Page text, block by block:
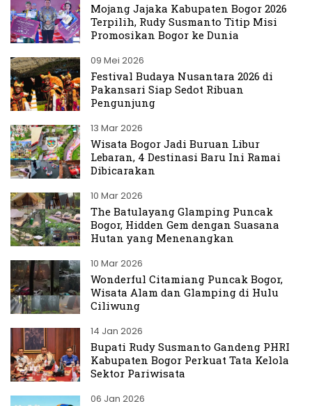
Mojang Jajaka Kabupaten Bogor 2026
Terpilih, Rudy Susmanto Titip Misi
Promosikan Bogor ke Dunia
09 Mei 2026
Festival Budaya Nusantara 2026 di
Pakansari Siap Sedot Ribuan
Pengunjung
13 Mar 2026
Wisata Bogor Jadi Buruan Libur
Lebaran, 4 Destinasi Baru Ini Ramai
Dibicarakan
10 Mar 2026
The Batulayang Glamping Puncak
Bogor, Hidden Gem dengan Suasana
Hutan yang Menenangkan
10 Mar 2026
Wonderful Citamiang Puncak Bogor,
Wisata Alam dan Glamping di Hulu
Ciliwung
14 Jan 2026
Bupati Rudy Susmanto Gandeng PHRI
Kabupaten Bogor Perkuat Tata Kelola
Sektor Pariwisata
06 Jan 2026